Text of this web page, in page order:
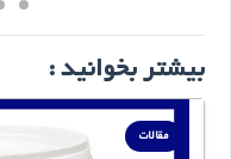
بیشتر بخوانید :
مقالات